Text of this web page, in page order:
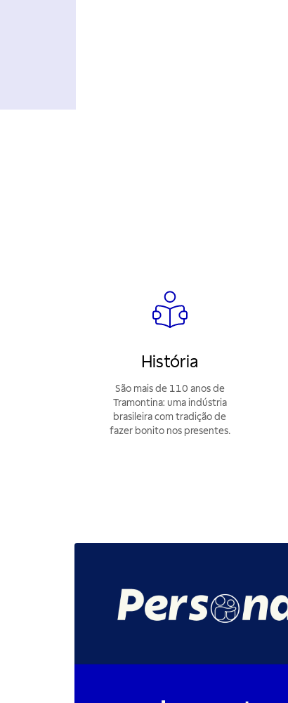
História
São mais de 110 anos de
Tramontina: uma indústria
brasileira com tradição de
fazer bonito nos presentes.